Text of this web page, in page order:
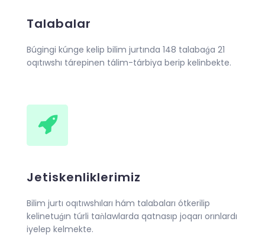
Talabalar
Búgingi kúnge kelip bilim jurtında 148 talabaǵa 21
oqıtıwshı tárepinen tálim-tárbiya berip kelinbekte.
Jetiskenliklerimiz
Bilim jurtı oqıtıwshıları hám talabaları ótkerilip
kelinetuǵın túrli taǹlawlarda qatnasıp joqarı orınlardı
iyelep kelmekte.